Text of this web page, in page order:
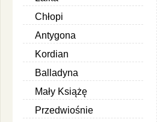
Chłopi
Antygona
Kordian
Balladyna
Mały Książę
Przedwiośnie